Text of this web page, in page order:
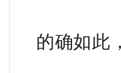
的确如此